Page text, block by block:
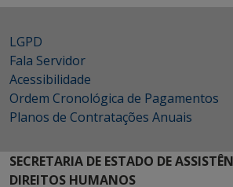
LGPD
Fala Servidor
Acessibilidade
Ordem Cronológica de Pagamentos
Planos de Contratações Anuais
SECRETARIA DE ESTADO DE
DIREITOS HUMANOS